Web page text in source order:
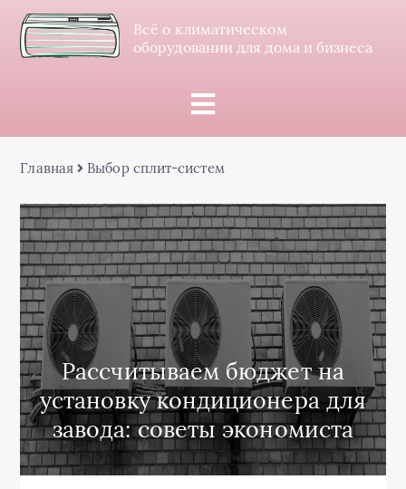
Всё о климатическом
оборудовании для дома и бизнеса
Главная Выбор сплит-систем
Рассчитываем бюджет на
установку кондиционера для
завода: советы экономиста